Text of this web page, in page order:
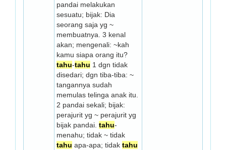
pandai melakukan
sesuatu; bijak: Dia
seorang saja yg ~
membuatnya. 3 kenal
akan; mengenali: ~kah
kamu siapa orang itu?
tahu-tahu 1 dgn tidak
disedari; dgn tiba-tiba: ~
tangannya sudah
memulas telinga anak itu.
2 pandai sekali; bijak:
perajurit yg ~ perajurit yg
bijak pandai. tahu-
menahu; tidak ~ tidak
tahu apa-apa; tidak tahu